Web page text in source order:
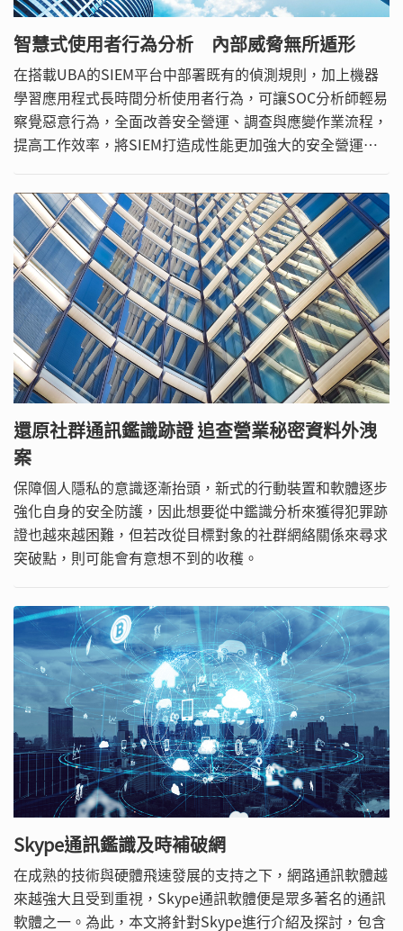
智慧式使用者行為分析 內部威脅無所遁形
在搭載UBA的SIEM平台中部署既有的偵測規則，加上機器
學習應用程式長時間分析使用者行為，可讓SOC分析師輕易
察覺惡意行為，全面改善安全營運、調查與應變作業流程，
提高工作效率，將SIEM打造成性能更加強大的安全營運平
還原社群通訊鑑識跡證 追查營業秘密資料外洩
案
保障個人隱私的意識逐漸抬頭，新式的行動裝置和軟體逐步
強化自身的安全防護，因此想要從中鑑識分析來獲得犯罪跡
證也越來越困難，但若改從目標對象的社群網絡關係來尋求
突破點，則可能會有意想不到的收穫。
Skype通訊鑑識及時補破網
在成熟的技術與硬體飛速發展的支持之下，網路通訊軟體越
來越強大且受到重視，Skype通訊軟體便是眾多著名的通訊
軟體之一。為此，本文將針對Skype進行介紹及探討，包含